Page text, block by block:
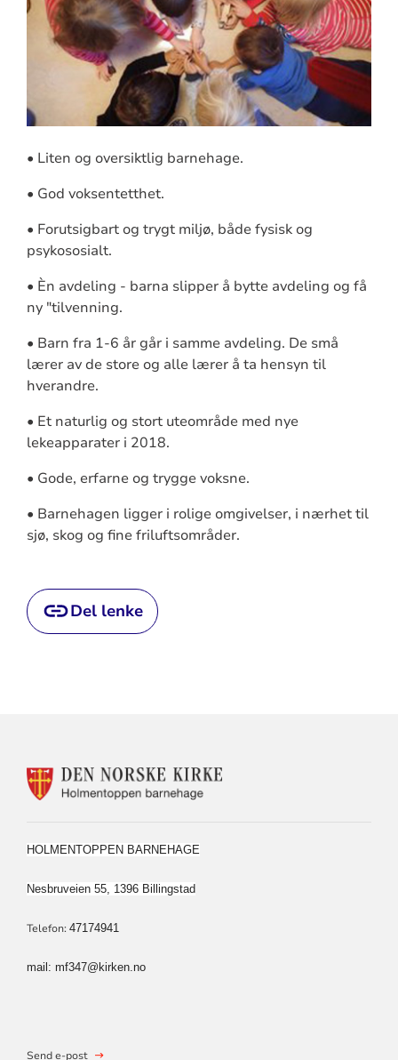
• Liten og oversiktlig barnehage.
• God voksentetthet.
• Forutsigbart og trygt miljø, både fysisk og
psykososialt.
• Èn avdeling - barna slipper å bytte avdeling og få
ny "tilvenning.
• Barn fra 1-6 år går i samme avdeling. De små
lærer av de store og alle lærer å ta hensyn til
hverandre.
• Et naturlig og stort uteområde med nye
lekeapparater i 2018.
• Gode, erfarne og trygge voksne.
• Barnehagen ligger i rolige omgivelser, i nærhet til
sjø, skog og fine friluftsområder.
Del lenke
KONTAKTINFORMASJON
HOLMENTOPPEN BARNEHAGE
Nesbruveien 55, 1396 Billingstad
Telefon: 47174941
mail: mf347@kirken.no
Send e-post